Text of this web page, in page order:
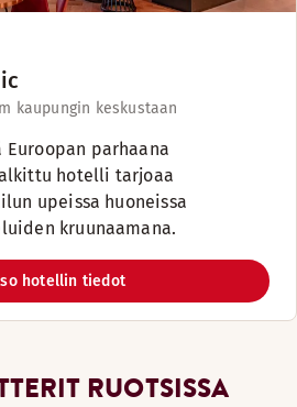
kaupungin keskustaan
Euroopan parhaana
hotelli tarjoaa
upeissa huoneissa
kruunaamana.
hotellin tiedot
RUOTSISSA